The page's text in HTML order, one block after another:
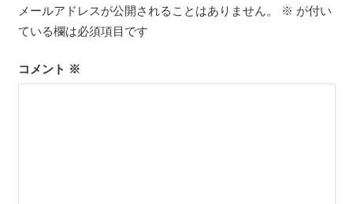
ゲ
ー
シ
メールアドレスが公開されることはありません。 ※ が付い
ている欄は必須項目です
コメント ※